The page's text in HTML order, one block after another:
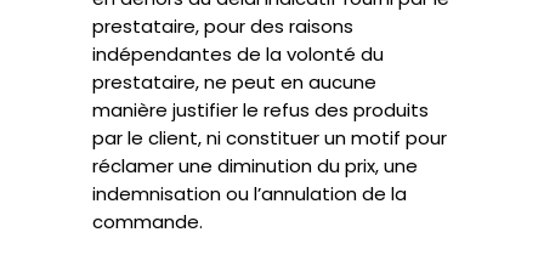
prestataire, pour des raisons
indépendantes de la volonté du
prestataire, ne peut en aucune
manière justifier le refus des produits
par le client, ni constituer un motif pour
réclamer une diminution du prix, une
indemnisation ou l’annulation de la
commande.